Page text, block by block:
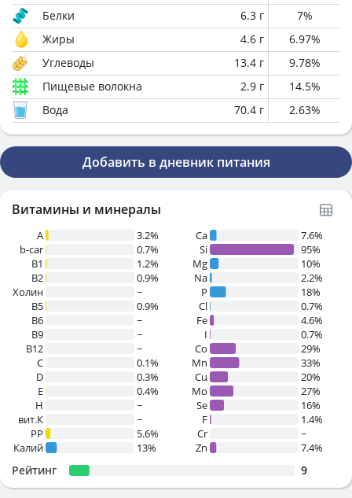
Белки
6.3 г 7%
Жиры
4.6 г 6.97%
Углеводы
13.4 г 9.78%
Пищевые волокна
2.9 г 14.5%
Вода
70.4 г 2.63%
Добавить в дневник питания
Витамины и минералы
A
3.2%
b-car
0.7%
В1
1.2%
B2
0.9%
Холин
~
B5
0.9%
B6
~
B9
~
B12
~
C
0.1%
D
0.3%
E
0.4%
H
~
вит.К
~
PP
5.6%
Калий
13%
Ca
7.6%
Si
95%
Mg
10%
Na
2.2%
P
18%
Cl
0.7%
Fe
4.6%
I
0.7%
Co
29%
Mn
33%
Cu
20%
Mo
27%
Se
16%
F
1.4%
Cr
~
Zn
7.4%
Рейтинг 9